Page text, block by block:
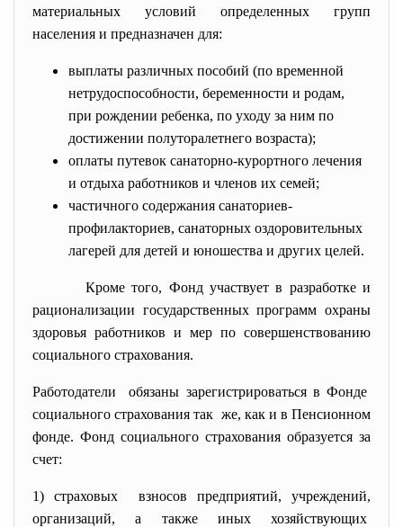
материальных условий определенных групп
населения и предназначен для:
выплаты различных пособий (по временной
нетрудоспособности, беременности и родам,
при рождении ребенка, по уходу за ним по
достижении полуторалетнего возраста);
оплаты путевок санаторно-курортного лечения
и отдыха работников и членов их семей;
частичного содержания санаториев-
профилакториев, санаторных оздоровительных
лагерей для детей и юношества и других целей.
Кроме того, Фонд участвует в разработке и
рационализации государственных программ охраны
здоровья работников и мер по совершенствованию
социального страхования.
Работодатели обязаны зарегистрироваться в Фонде
социального страхования так же, как и в Пенсионном
фонде. Фонд социального страхования образуется за
счет:
1) страховых взносов предприятий, учреждений,
организаций, а также иных хозяйствующих